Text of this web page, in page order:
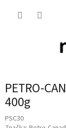
PETRO-
400g
PSC30